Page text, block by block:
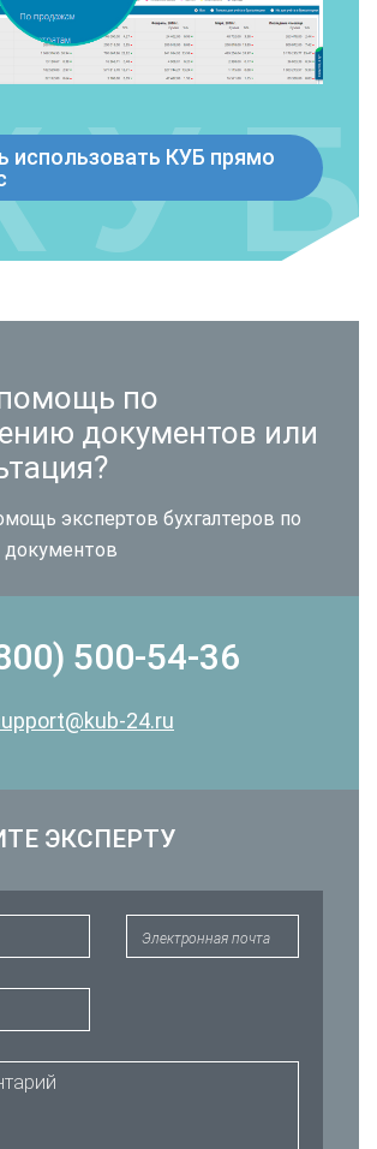
использовать КУБ прямо
по
документов или
экспертов бухгалтеров по
документов
500-54-36
24.ru
ЭКСПЕРТУ